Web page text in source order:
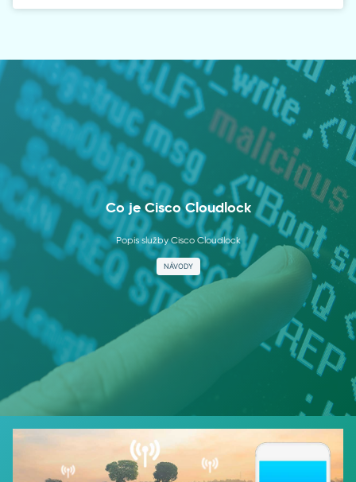
Co je Cisco Cloudlock
Popis služby Cisco Cloudlock
NÁVODY